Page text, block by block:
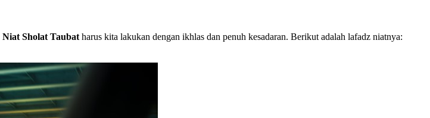
Niat Sholat Taubat harus kita lakukan dengan ikhlas dan penuh kesadaran. Berikut adalah lafadz niatnya: